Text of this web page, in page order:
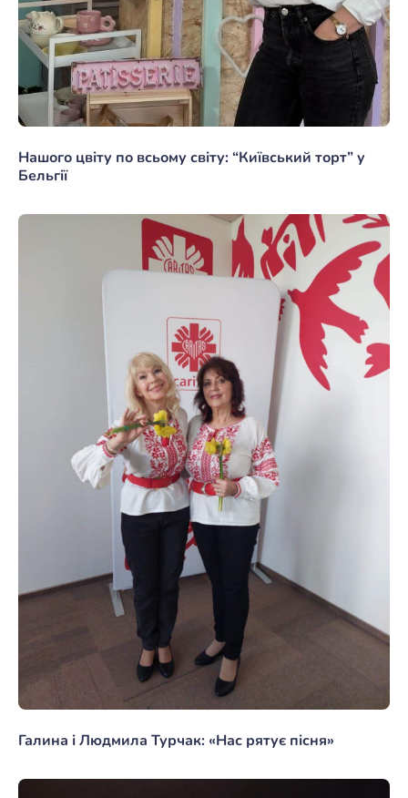
Нашого цвіту по всьому світу: “Київський торт” у
Бельгії
Галина і Людмила Турчак: «Нас рятує пісня»